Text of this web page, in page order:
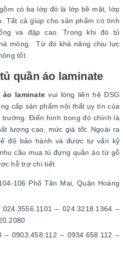
có ba lớp đó là lớp bề mặt, lớp
Tất cả giúp cho sản phẩm có tính
va đập cao. Trong khi đó tủ
mỏng. Từ đó khả năng chịu lực
tốt.
quần áo laminate
laminate vui lòng liên hệ DSG
cấp sản phẩm nội thất uy tín của
Điển hình trong đó chính là
lượng cao, mức giá tốt. Ngoài ra
độ bảo hành và được tư vấn kỹ
cầu mua tủ đựng quần áo từ gỗ
hỗ trợ chi tiết.
106 Phố Tân Mai, Quận Hoàng
– 024.3218.1364 –
– 0903.458.112 – 0934.658.112 –